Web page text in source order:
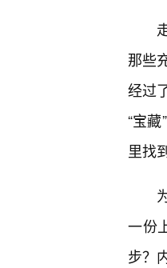
那些
经过
“宝
里找
一份
步？